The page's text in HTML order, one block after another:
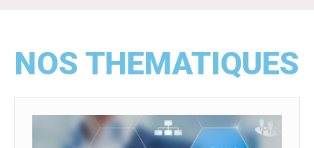
NOS THEMATIQUES